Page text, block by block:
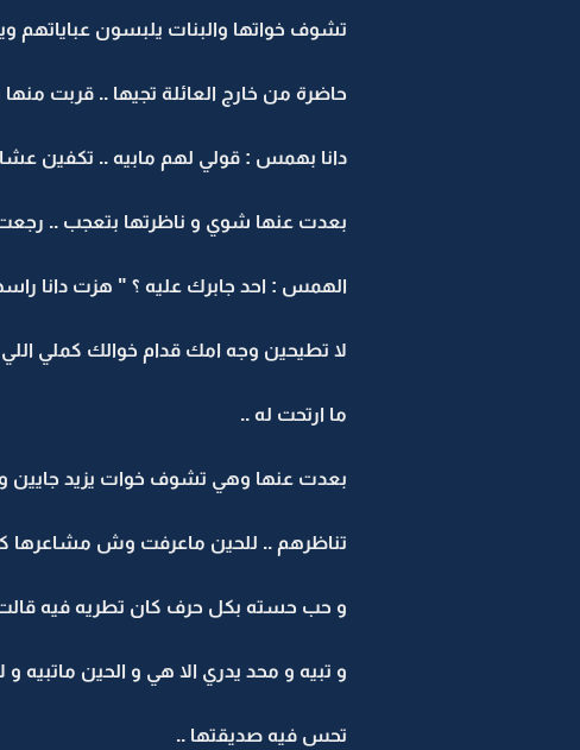
تشوف خواتها والبنات يلبسون عباياتهم
حاضرة من خارج العائلة تجيها .. قربت
دانا بهمس : قولي لهم مابيه .. تكفين
بعدت عنها شوي و ناظرتها بتعجب ..
الهمس : احد جابرك عليه ؟ " هزت دانا
لا تطيحين وجه امك قدام خوالك كملي اللي
ما ارتحت له ..
بعدت عنها وهي تشوف خوات يزيد
تناظرهم .. للحين ماعرفت وش مشاعرها
و حب حسته بكل حرف كان تطريه فيه قالت
و تبيه و محد يدري الا هي و الحين
تحس فيه صديقتها ..